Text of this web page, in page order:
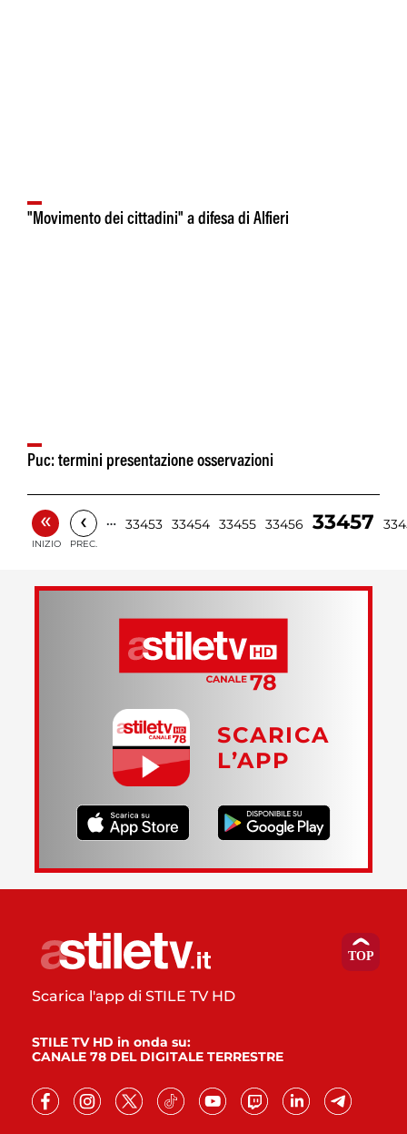
"Movimento dei cittadini" a difesa di Alfieri
Puc: termini presentazione osservazioni
«
INIZIO
‹
PREC.
… 33453 33454 33455 33456 33457
SCARICA
L’APP
Scarica l'app di STILE TV HD
STILE TV HD in onda su:
CANALE 78 DEL DIGITALE TERRESTRE